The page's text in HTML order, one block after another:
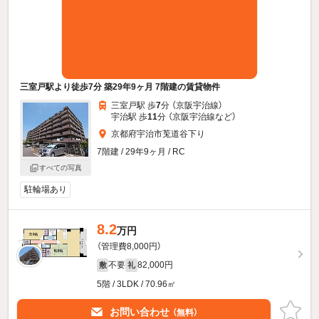
三室戸駅より徒歩7分 築29年9ヶ月 7階建の賃貸物件
すべての写真
三室戸駅 歩7分 （京阪宇治線）
宇治駅 歩11分 （京阪宇治線など）
京都府宇治市莵道谷下り
7階建 / 29年9ヶ月 / RC
駐輪場あり
8.2万円
（管理費8,000円）
敷 不要 礼 82,000円
5階 / 3LDK / 70.96㎡
お問い合わせ （無料）